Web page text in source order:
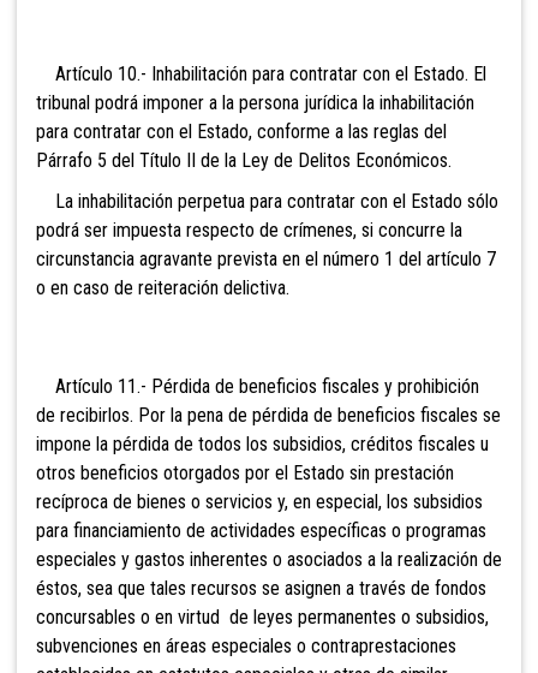
Artículo 10.- Inhabilitación para contratar con el Estado. El
tribunal podrá imponer a la persona jurídica la inhabilitación
para contratar con el Estado, conforme a las reglas del
Párrafo 5 del Título II de la Ley de Delitos Económicos.
La inhabilitación perpetua para contratar con el Estado sólo
podrá ser impuesta respecto de crímenes, si concurre la
circunstancia agravante prevista en el número 1 del artículo 7
o en caso de reiteración delictiva.
Artículo 11.- Pérdida de beneficios fiscales y prohibición
de recibirlos. Por la pena de pérdida de beneficios fiscales se
impone la pérdida de todos los subsidios, créditos fiscales u
otros beneficios otorgados por el Estado sin prestación
recíproca de bienes o servicios y, en especial, los subsidios
para financiamiento de actividades específicas o programas
especiales y gastos inherentes o asociados a la realización de
éstos, sea que tales recursos se asignen a través de fondos
concursables o en virtud de leyes permanentes o subsidios,
subvenciones en áreas especiales o contraprestaciones